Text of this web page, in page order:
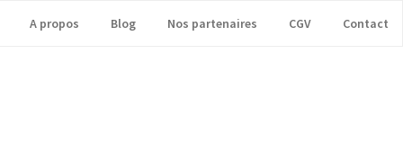
A propos Blog Nos partenaires CGV Contact